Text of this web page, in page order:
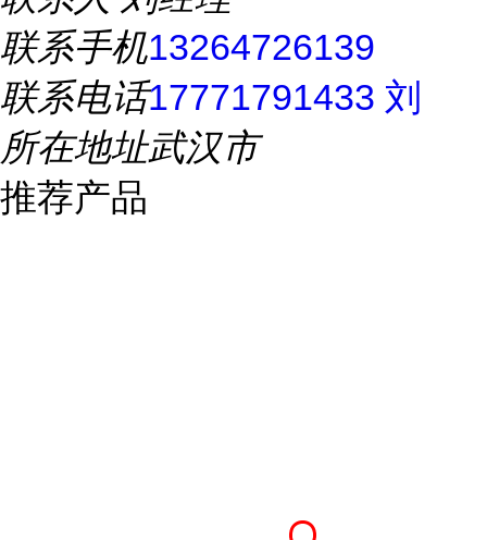
联系手机13264726139
联系电话17771791433 刘
所在地址武汉市
推荐产品